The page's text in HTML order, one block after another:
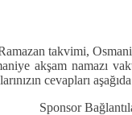
takvimi,
akşam namazı
cevapları
Sponsor